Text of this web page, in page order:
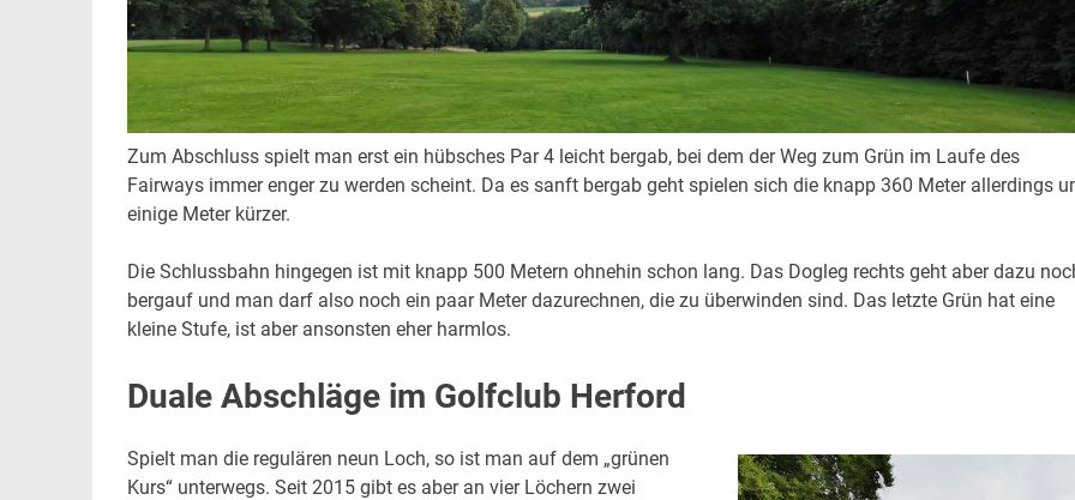
Zum Abschluss spielt man erst ein hübsches Par 4 leicht bergab, bei dem der Weg zum Grün im Laufe des
Fairways immer enger zu werden scheint. Da es sanft bergab geht spielen sich die knapp 360 Meter allerdings
einige Meter kürzer.
Die Schlussbahn hingegen ist mit knapp 500 Metern ohnehin schon lang. Das Dogleg rechts geht aber dazu
bergauf und man darf also noch ein paar Meter dazurechnen, die zu überwinden sind. Das letzte Grün hat eine
kleine Stufe, ist aber ansonsten eher harmlos.
Duale Abschläge im Golfclub Herford
Spielt man die regulären neun Loch, so ist man auf dem „grünen
Kurs“ unterwegs. Seit 2015 gibt es aber an vier Löchern zwei